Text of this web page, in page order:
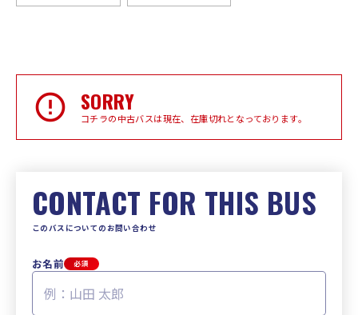
SORRY
コチラの中古バスは現在、在庫切れとなっております。
CONTACT FOR THIS BUS
このバスについてのお問い合わせ
お名前 必須